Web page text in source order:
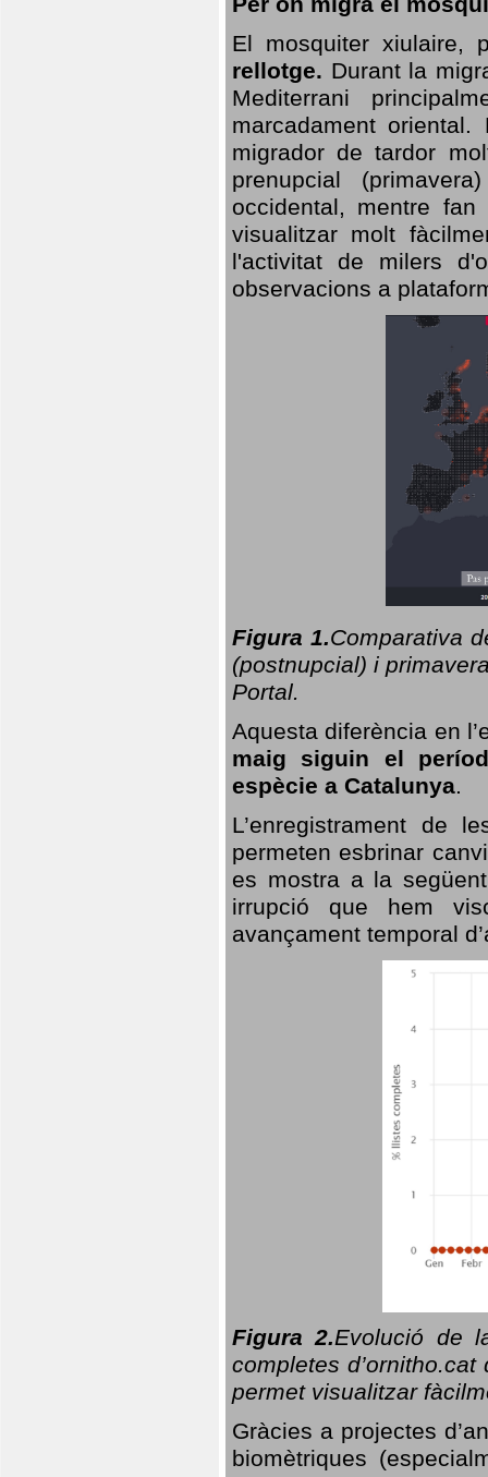
El mosquiter xiulaire,
rellotge. Durant la
Mediterrani
marcadament
migrador de tardor
prenupcial
occidental, mentre
visualitzar molt
l'activitat de milers
observacions a
Figura 1.Comparativa
(postnupcial) i
Portal.
Aquesta diferència en
maig siguin el
espècie a Catalunya.
L’enregistrament de
permeten esbrinar
es mostra a la
irrupció que hem
avançament temporal
Figura 2.Evolució de
completes
permet visualitzar
Gràcies a projectes
biomètriques